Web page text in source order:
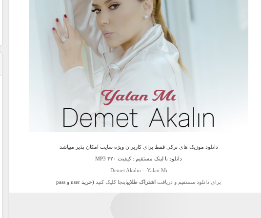
دانلود موزیک های ترکی فقط برای کاربران ویژه سایت امکان پذیر مییاشد
دانلود با لینک مستقیم : کیفیت ۳۲۰ MP3
Demet Akalin – Yalan Mi
برای دانلود مستقیم و دریافت اشتراک طلاییاینجا کلیک کنید (خرید user و pass